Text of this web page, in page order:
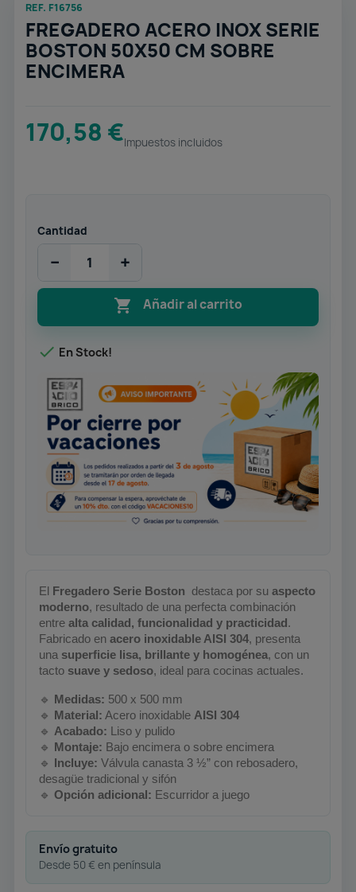
REF. F16756
FREGADERO ACERO INOX SERIE
BOSTON 50X50 CM SOBRE
ENCIMERA
170,58 €Impuestos incluidos
Cantidad
− +
 Añadir al carrito
 En Stock!
El Fregadero Serie Boston ️ destaca por su aspecto
moderno, resultado de una perfecta combinación
entre alta calidad, funcionalidad y practicidad.
Fabricado en acero inoxidable AISI 304, presenta
una superficie lisa, brillante y homogénea, con un
tacto suave y sedoso, ideal para cocinas actuales.
🔹 Medidas: 500 x 500 mm
🔹 Material: Acero inoxidable AISI 304
🔹 Acabado: Liso y pulido
🔹 Montaje: Bajo encimera o sobre encimera
🔹 Incluye: Válvula canasta 3 ½” con rebosadero,
desagüe tradicional y sifón
🔹 Opción adicional: Escurridor a juego
Envío gratuito
Desde 50 € en península